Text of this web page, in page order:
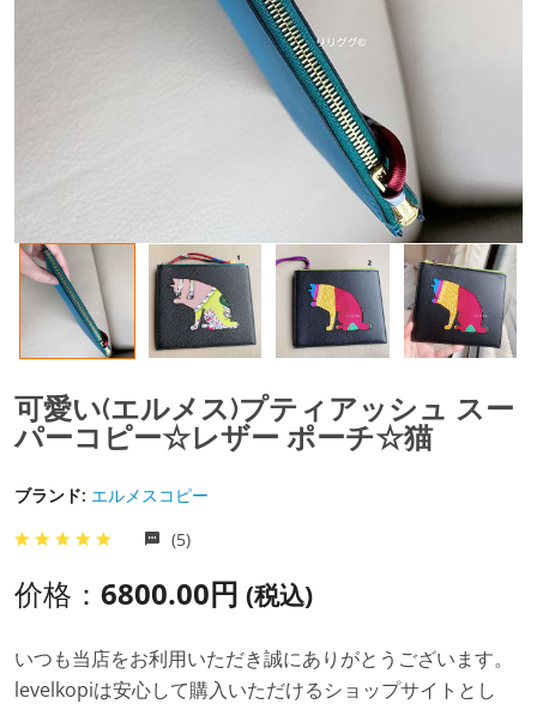
可愛い(エルメス)プティアッシュ スー
パーコピー☆レザー ポーチ☆猫
ブランド: エルメスコピー
(5)
价格： 6800.00円 (税込)
いつも当店をお利用いただき誠にありがとうございます。
levelkopiは安心して購入いただけるショップサイトとし